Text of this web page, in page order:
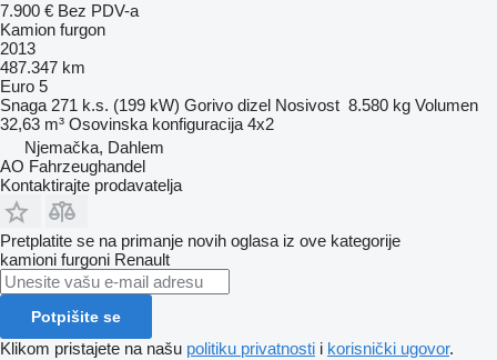
7.900 € Bez PDV-a
Kamion furgon
2013
487.347 km
Euro 5
Snaga 271 k.s. (199 kW) Gorivo dizel Nosivost 8.580 kg Volumen
32,63 m³ Osovinska konfiguracija 4x2
Njemačka, Dahlem
AO Fahrzeughandel
Kontaktirajte prodavatelja
Pretplatite se na primanje novih oglasa iz ove kategorije
kamioni furgoni Renault
Potpišite se
Klikom pristajete na našu politiku privatnosti i korisnički ugovor.